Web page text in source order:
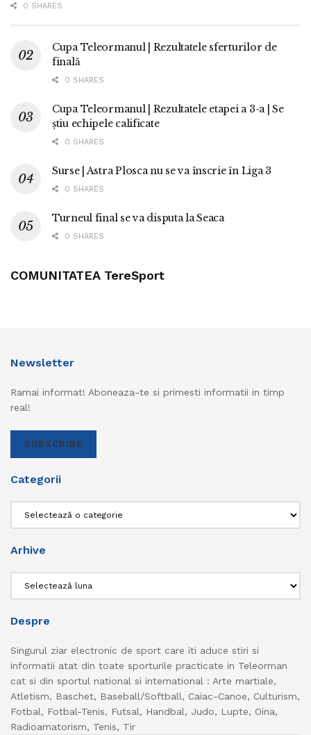
0 SHARES
Cupa Teleormanul | Rezultatele sferturilor de
finală
0 SHARES
Cupa Teleormanul | Rezultatele etapei a 3-a | Se
știu echipele calificate
0 SHARES
Surse | Astra Plosca nu se va înscrie în Liga 3
0 SHARES
Turneul final se va disputa la Seaca
0 SHARES
COMUNITATEA TereSport
Newsletter
Ramai informat! Aboneaza-te si primesti informatii in timp
real!
SUBSCRIBE
Categorii
Arhive
Despre
Singurul ziar electronic de sport care iti aduce stiri si
informatii atat din toate sporturile practicate in Teleorman
cat si din sportul national si international : Arte martiale,
Atletism, Baschet, Baseball/Softball, Caiac-Canoe, Culturism,
Fotbal, Fotbal-Tenis, Futsal, Handbal, Judo, Lupte, Oina,
Radioamatorism, Tenis, Tir